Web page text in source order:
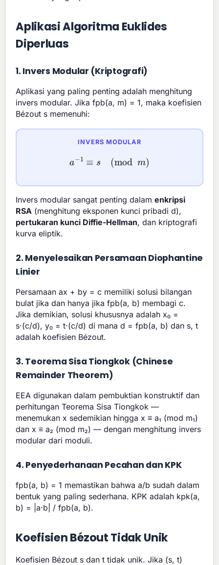
Aplikasi Algoritma Euklides
Diperluas
1. Invers Modular (Kriptografi)
Aplikasi yang paling penting adalah menghitung
invers modular. Jika fpb(a, m) = 1, maka koefisien
Bézout s memenuhi:
INVERS MODULAR
a mod m
Invers modular sangat penting dalamenkripsi
RSA (menghitung eksponen kunci pribadi d),
pertukaran kunci Diffie-Hellman, dan kriptografi
kurva eliptik.
2. Menyelesaikan Persamaan Diophantine
Linier
Persamaan ax + by = c memiliki solusi bilangan
bulat jika dan hanya jika fpb(a, b) membagi c.
Jika demikian, solusi khususnya adalah x₀ =
s·(c/d), y₀ = t·(c/d) di mana d = fpb(a, b) dan s, t
adalah koefisien Bézout.
3. Teorema Sisa Tiongkok (Chinese
Remainder Theorem)
EEA digunakan dalam pembuktian konstruktif dan
perhitungan Teorema Sisa Tiongkok —
menemukan x sedemikian hingga x ≡ a₁ (mod m₁)
dan x ≡ a₂ (mod m₂) — dengan menghitung invers
modular dari moduli.
4. Penyederhanaan Pecahan dan KPK
fpb(a, b) = 1 memastikan bahwa a/b sudah dalam
bentuk yang paling sederhana. KPK adalah kpk(a,
b) = |a·b| / fpb(a, b).
Koefisien Bézout Tidak Unik
Koefisien Bézout s dan t tidak unik. Jika (s, t)